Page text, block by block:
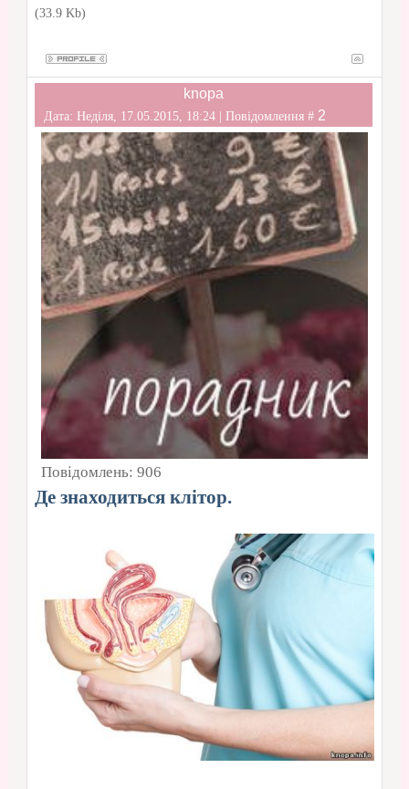
(33.9 Kb)
knopa
Дата: Неділя, 17.05.2015, 18:24 | Повідомлення # 2
Повідомлень: 906
Де знаходиться клітор.